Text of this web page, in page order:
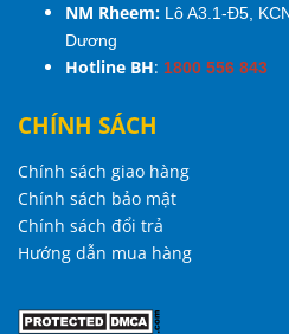
NM Rheem: Lô A3.1-Đ5,
Dương
Hotline BH: 1800 556 843
CHÍNH SÁCH
Chính sách giao hàng
Chính sách bảo mật
Chính sách đổi trả
Hướng dẫn mua hàng